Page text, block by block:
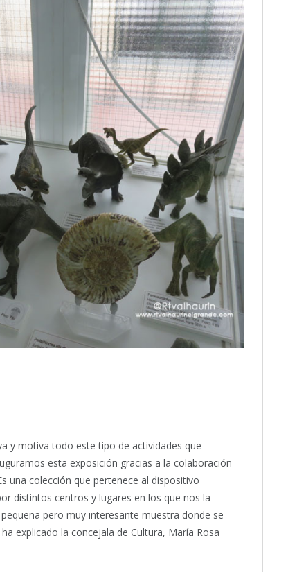
y motiva todo este tipo de actividades que
esta exposición gracias a la colaboración
una colección que pertenece al dispositivo
distintos centros y lugares en los que nos la
pero muy interesante muestra donde se
explicado la concejala de Cultura, María Rosa